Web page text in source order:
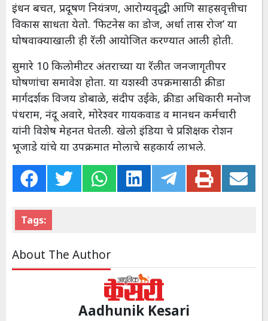
इंधन बचत, प्रदूषण नियंत्रण, आरोग्यवृद्धी आणि साहसवृत्तीचा
विकास साधता येतो. ‘फिटनेस का डोज, अर्धा तास रोज’ या
घोषवाक्याखाली ही रॅली आयोजित करण्यात आली होती.
सुमारे 10 किलोमीटर अंतराच्या या रॅलीत जनजागृतीपर
घोषणांचा समावेश होता. या यशस्वी उपक्रमासाठी क्रीडा
मार्गदर्शक विजय डोबाळे, संदीप उईके, क्रीडा अधिकारी मनोज
पंधराम, नंदू अवारे, मोरेश्वर गायकवाड व मानधन कर्मचारी
यांनी विशेष मेहनत घेतली. खेलो इंडिया चे प्रशिक्षक रोशन
भूजाडे यांचे या उपक्रमात मोलाचे सहकार्य लाभले.
Tags:
About The Author
Aadhunik Kesari